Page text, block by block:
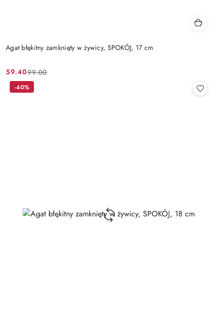
Agat błękitny zamknięty w żywicy, SPOKÓJ, 17 cm
Cena
promocyjna:
59.40
Cena
przed
99.00
-40%